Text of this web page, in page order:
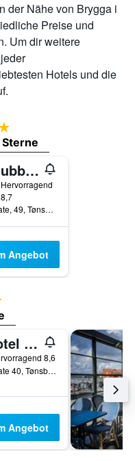
der Nähe von Brygga i
Preise und
Um dir weitere
Hotels und die
Hotel Klubben
Hervorragend
8,7
Nedre Langgate, 49, Tønsberg, Vestfold, Norwegen
Angebot
Thon Hotel Tønsberg Brygge
8,6
Nedre Langgate 40, Tønsberg, Vestfold, Norwegen
Angebot